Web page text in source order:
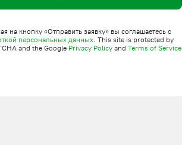
на кнопку «Отправить заявку» вы соглашаетесь с
персональных данных. This site is protected by
and the Google Privacy Policy and Terms of Service